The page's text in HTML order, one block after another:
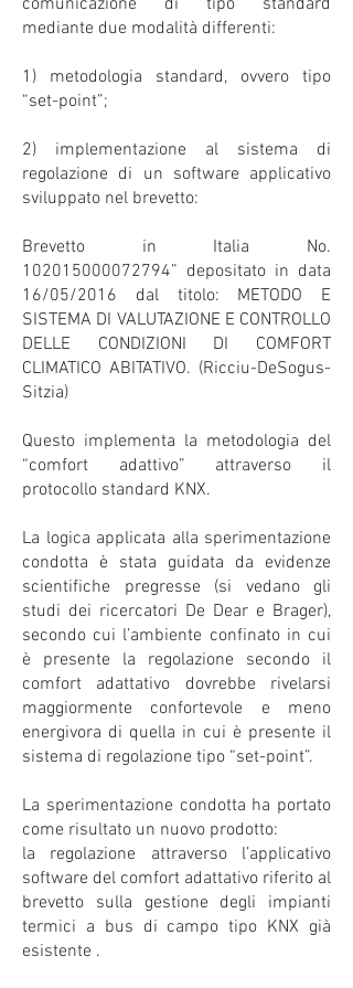
comunicazione di tipo standard
mediante due modalità differenti:
1) metodologia standard, ovvero tipo
“set-point”;
2) implementazione al sistema di
regolazione di un software applicativo
sviluppato nel brevetto:
Brevetto in Italia No.
102015000072794” depositato in data
16/05/2016 dal titolo: METODO E
SISTEMA DI VALUTAZIONE E CONTROLLO
DELLE CONDIZIONI DI COMFORT
CLIMATICO ABITATIVO. (Ricciu-DeSogus-
Sitzia)
Questo implementa la metodologia del
“comfort adattivo” attraverso il
protocollo standard KNX.
La logica applicata alla sperimentazione
condotta è stata guidata da evidenze
scientifiche pregresse (si vedano gli
studi dei ricercatori De Dear e Brager),
secondo cui l’ambiente confinato in cui
è presente la regolazione secondo il
comfort adattativo dovrebbe rivelarsi
maggiormente confortevole e meno
energivora di quella in cui è presente il
sistema di regolazione tipo “set-point”.
La sperimentazione condotta ha portato
come risultato un nuovo prodotto:
la regolazione attraverso l’applicativo
software del comfort adattativo riferito al
brevetto sulla gestione degli impianti
termici a bus di campo tipo KNX già
esistente .